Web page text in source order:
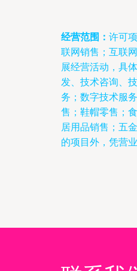
经营范围： 许可
联网销售；互联
展经营活动，具
发、技术咨询、
务；数字技术服
售；鞋帽零售；
居用品销售；五
的项目外，凭营